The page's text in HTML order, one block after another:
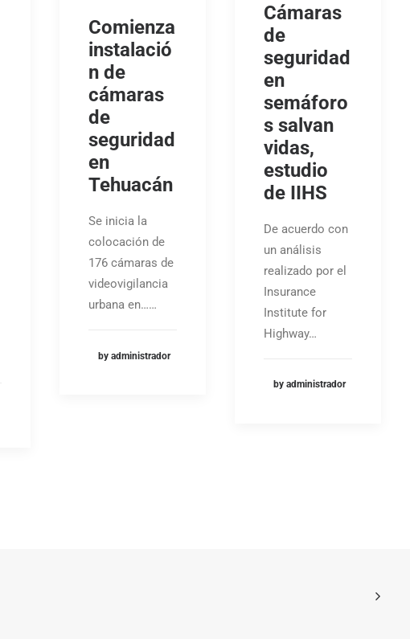
Comienza
instalació
n de
cámaras
de
seguridad
en
Tehuacán
Se inicia la
colocación de
176 cámaras de
videovigilancia
urbana en……
by administrador
Cámaras
de
seguridad
en
semáforo
s salvan
vidas,
estudio
de IIHS
De acuerdo con
un análisis
realizado por el
Insurance
Institute for
Highway…
by administrador